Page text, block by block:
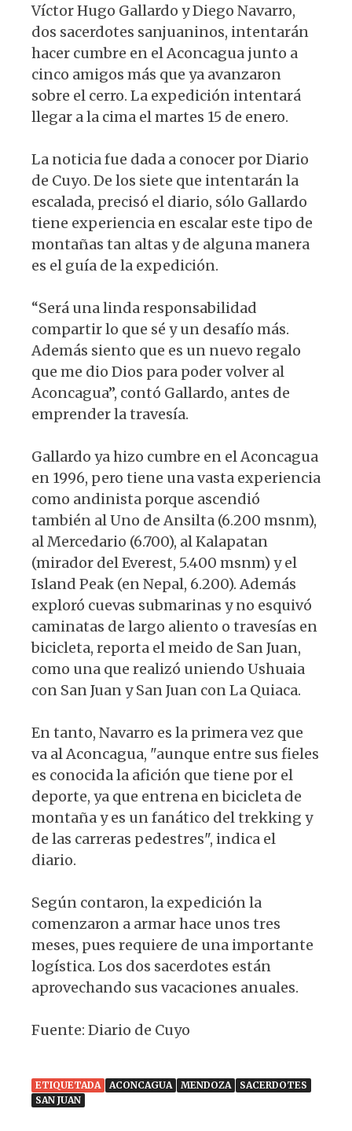
Víctor Hugo Gallardo y Diego Navarro,
dos sacerdotes sanjuaninos, intentarán
hacer cumbre en el Aconcagua junto a
cinco amigos más que ya avanzaron
sobre el cerro. La expedición intentará
llegar a la cima el martes 15 de enero.
La noticia fue dada a conocer por Diario
de Cuyo. De los siete que intentarán la
escalada, precisó el diario, sólo Gallardo
tiene experiencia en escalar este tipo de
montañas tan altas y de alguna manera
es el guía de la expedición.
“Será una linda responsabilidad
compartir lo que sé y un desafío más.
Además siento que es un nuevo regalo
que me dio Dios para poder volver al
Aconcagua”, contó Gallardo, antes de
emprender la travesía.
Gallardo ya hizo cumbre en el Aconcagua
en 1996, pero tiene una vasta experiencia
como andinista porque ascendió
también al Uno de Ansilta (6.200 msnm),
al Mercedario (6.700), al Kalapatan
(mirador del Everest, 5.400 msnm) y el
Island Peak (en Nepal, 6.200). Además
exploró cuevas submarinas y no esquivó
caminatas de largo aliento o travesías en
bicicleta, reporta el meido de San Juan,
como una que realizó uniendo Ushuaia
con San Juan y San Juan con La Quiaca.
En tanto, Navarro es la primera vez que
va al Aconcagua, "aunque entre sus fieles
es conocida la afición que tiene por el
deporte, ya que entrena en bicicleta de
montaña y es un fanático del trekking y
de las carreras pedestres", indica el
diario.
Según contaron, la expedición la
comenzaron a armar hace unos tres
meses, pues requiere de una importante
logística. Los dos sacerdotes están
aprovechando sus vacaciones anuales.
Fuente: Diario de Cuyo
ETIQUETADA ACONCAGUA MENDOZA
SACERDOTES
SAN JUAN